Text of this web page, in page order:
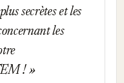
secrètes et les
les
!